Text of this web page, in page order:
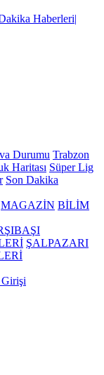
Durumu Trabzon
Haritası Süper Lig
Son Dakika
MAGAZİN BİLİM
ŞALPAZARI